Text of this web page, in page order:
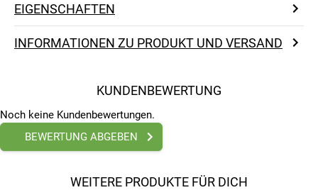
EIGENSCHAFTEN
INFORMATIONEN ZU PRODUKT UND VERSAND
KUNDENBEWERTUNG
Noch keine Kundenbewertungen.
BEWERTUNG ABGEBEN
WEITERE PRODUKTE FÜR DICH